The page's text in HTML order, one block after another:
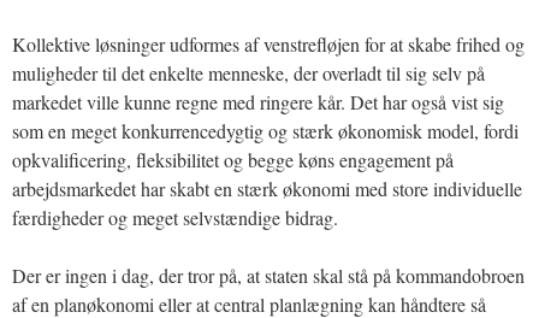
Kollektive løsninger udformes af venstrefløjen for at skabe frihed og
muligheder til det enkelte menneske, der overladt til sig selv på
markedet ville kunne regne med ringere kår. Det har også vist sig
som en meget konkurrencedygtig og stærk økonomisk model, fordi
opkvalificering, fleksibilitet og begge køns engagement på
arbejdsmarkedet har skabt en stærk økonomi med store individuelle
færdigheder og meget selvstændige bidrag.
Der er ingen i dag, der tror på, at staten skal stå på kommandobroen
af en planøkonomi eller at central planlægning kan håndtere så